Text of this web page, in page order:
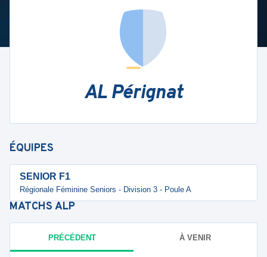
AL Pérignat
ÉQUIPES
SENIOR F1
Régionale Féminine Seniors - Division 3 - Poule A
MATCHS ALP
PRÉCÉDENT À VENIR